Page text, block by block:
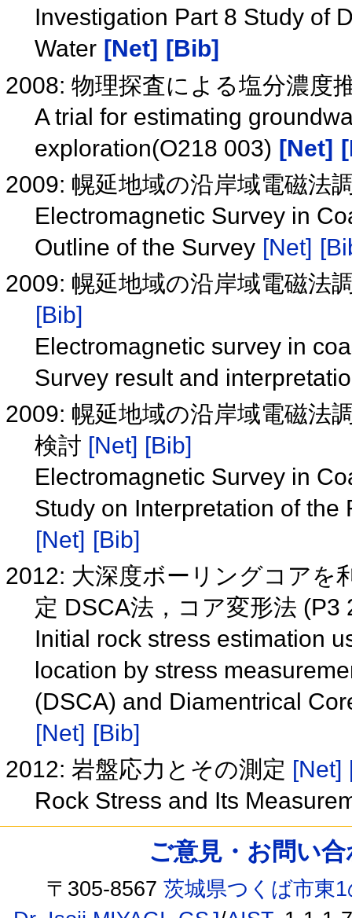
Investigation Part 8 Study of
Water [Net]
[Bib]
2008: 物理探査による塩分濃度
A trial for estimating
exploration(O218 003) [Net]
2009: 幌延地域の沿岸域電磁法
Electromagnetic Survey in
Outline of the Survey [Net]
2009: 幌延地域の沿岸域電磁法
[Bib]
Electromagnetic survey in
Survey result and
2009: 幌延地域の沿岸域電磁法
検討 [Net] [Bib]
Electromagnetic Survey in
Study on Interpretation of
[Net] [Bib]
2012: 大深度ボーリングコアを
定 DSCA法，コア変形法 (P3
Initial rock stress estimation
location by stress
(DSCA) and Diamentrical
[Net] [Bib]
2012: 岩盤応力とその測定 [Net]
Rock Stress and Its
ご意見・お問い
〒305-8567茨城県つくば市東